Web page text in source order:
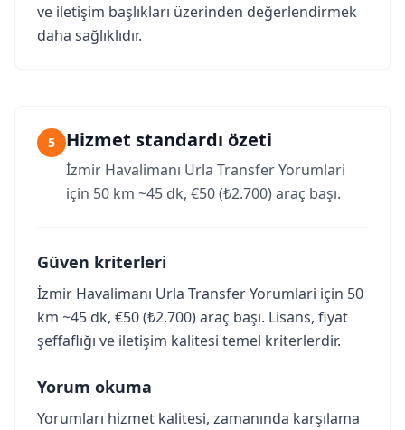
ve iletişim başlıkları üzerinden değerlendirmek
daha sağlıklıdır.
5 Hizmet standardı özeti
İzmir Havalimanı Urla Transfer Yorumlari
için 50 km ~45 dk, €50 (₺2.700) araç başı.
Güven kriterleri
İzmir Havalimanı Urla Transfer Yorumlari için 50
km ~45 dk, €50 (₺2.700) araç başı. Lisans, fiyat
şeffaflığı ve iletişim kalitesi temel kriterlerdir.
Yorum okuma
Yorumları hizmet kalitesi, zamanında karşılama